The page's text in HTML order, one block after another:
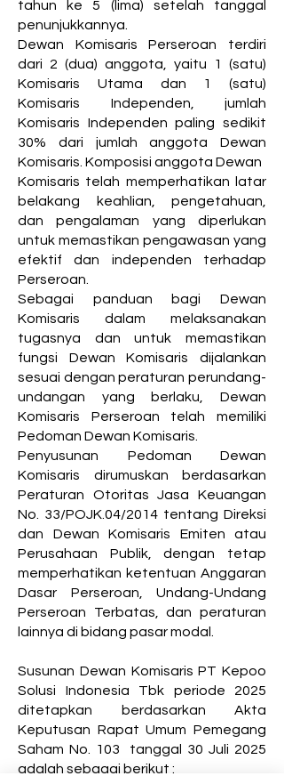
tahun ke 5 (lima) setelah tanggal
penunjukkannya.
Dewan Komisaris Perseroan terdiri
dari 2 (dua) anggota, yaitu 1 (satu)
Komisaris Utama dan 1 (satu)
Komisaris Independen, jumlah
Komisaris Independen paling sedikit
30% dari jumlah anggota Dewan
Komisaris. Komposisi anggota Dewan
Komisaris telah memperhatikan latar
belakang keahlian, pengetahuan,
dan pengalaman yang diperlukan
untuk memastikan pengawasan yang
efektif dan independen terhadap
Perseroan.
Sebagai panduan bagi Dewan
Komisaris dalam melaksanakan
tugasnya dan untuk memastikan
fungsi Dewan Komisaris dijalankan
sesuai dengan peraturan perundang-
undangan yang berlaku, Dewan
Komisaris Perseroan telah memiliki
Pedoman Dewan Komisaris.
Penyusunan Pedoman Dewan
Komisaris dirumuskan berdasarkan
Peraturan Otoritas Jasa Keuangan
No. 33/POJK.04/2014 tentang Direksi
dan Dewan Komisaris Emiten atau
Perusahaan Publik, dengan tetap
memperhatikan ketentuan Anggaran
Dasar Perseroan, Undang-Undang
Perseroan Terbatas, dan peraturan
lainnya di bidang pasar modal.
Susunan Dewan Komisaris PT Kepoo
Solusi Indonesia Tbk periode 2025
ditetapkan berdasarkan Akta
Keputusan Rapat Umum Pemegang
Saham No. 103 tanggal 30 Juli 2025
adalah sebagai berikut :